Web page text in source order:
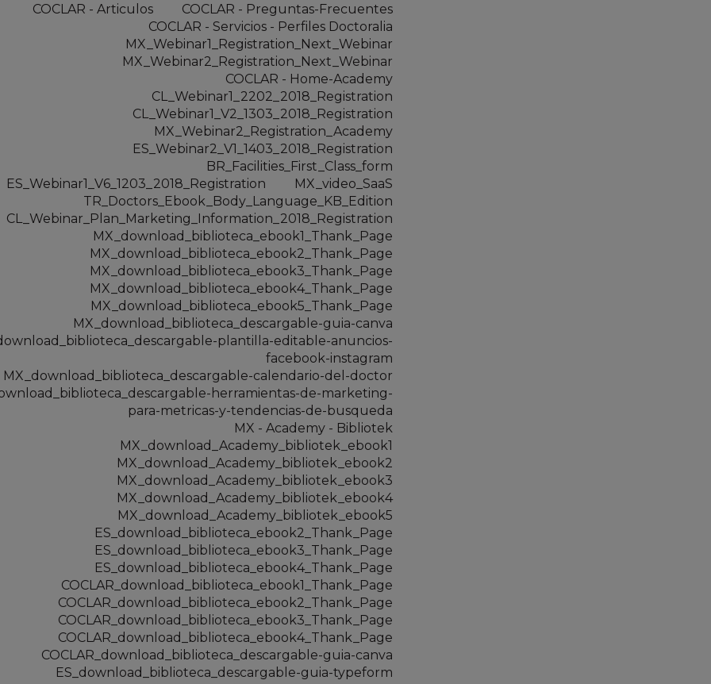
COCLAR - Articulos
COCLAR - Preguntas-Frecuentes
COCLAR - Servicios - Perfiles Doctoralia
MX_Webinar1_Registration_Next_Webinar
MX_Webinar2_Registration_Next_Webinar
COCLAR - Home-Academy
CL_Webinar1_2202_2018_Registration
CL_Webinar1_V2_1303_2018_Registration
MX_Webinar2_Registration_Academy
ES_Webinar2_V1_1403_2018_Registration
BR_Facilities_First_Class_form
ES_Webinar1_V6_1203_2018_Registration
MX_video_SaaS
TR_Doctors_Ebook_Body_Language_KB_Edition
CL_Webinar_Plan_Marketing_Information_2018_Registration
MX_download_biblioteca_ebook1_Thank_Page
MX_download_biblioteca_ebook2_Thank_Page
MX_download_biblioteca_ebook3_Thank_Page
MX_download_biblioteca_ebook4_Thank_Page
MX_download_biblioteca_ebook5_Thank_Page
MX_download_biblioteca_descargable-guia-canva
plantilla-editable-anuncios-
facebook-instagram
MX_download_biblioteca_descargable-calendario-del-doctor
herramientas-de-marketing-
para-metricas-y-tendencias-de-busqueda
MX - Academy - Bibliotek
MX_download_Academy_bibliotek_ebook1
MX_download_Academy_bibliotek_ebook2
MX_download_Academy_bibliotek_ebook3
MX_download_Academy_bibliotek_ebook4
MX_download_Academy_bibliotek_ebook5
ES_download_biblioteca_ebook2_Thank_Page
ES_download_biblioteca_ebook3_Thank_Page
ES_download_biblioteca_ebook4_Thank_Page
COCLAR_download_biblioteca_ebook1_Thank_Page
COCLAR_download_biblioteca_ebook2_Thank_Page
COCLAR_download_biblioteca_ebook3_Thank_Page
COCLAR_download_biblioteca_ebook4_Thank_Page
COCLAR_download_biblioteca_descargable-guia-canva
ES_download_biblioteca_descargable-guia-typeform